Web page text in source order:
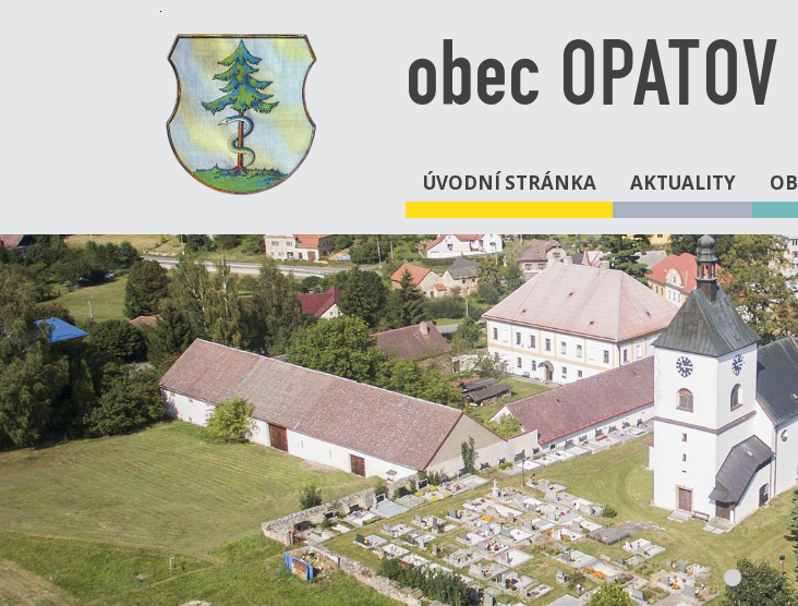
obec OPATOV
ÚVODNÍ STRÁNKA AKTUALITY